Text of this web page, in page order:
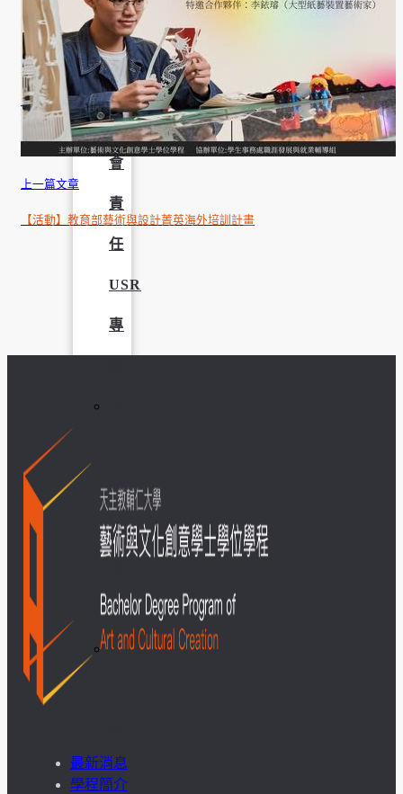
錦
大
學
社
會
責
任
USR
專
成
果
現
學
外
上一篇文章
【活動】教育部藝術與設計菁英海外培訓計畫
最新消息
學程簡介